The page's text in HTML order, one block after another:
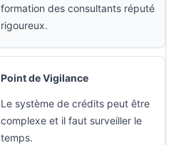
formation des consultants réputé
rigoureux.
Point de Vigilance
Le système de crédits peut être
complexe et il faut surveiller le
temps.